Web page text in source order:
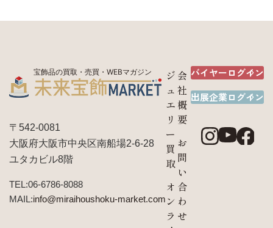
宝飾品の買取・売買・WEBマガジン
〒542-0081
大阪府大阪市中央区南船場2-6-28
ユタカビル8階
TEL:06-6786-8088
MAIL:info@miraihoushoku-market.com
ジ
ュ
エ
リ
ー
買
取
オ
ン
ラ
会
社
概
要
お
問
い
合
わ
せ
バイヤーログイン
出展企業ログイン